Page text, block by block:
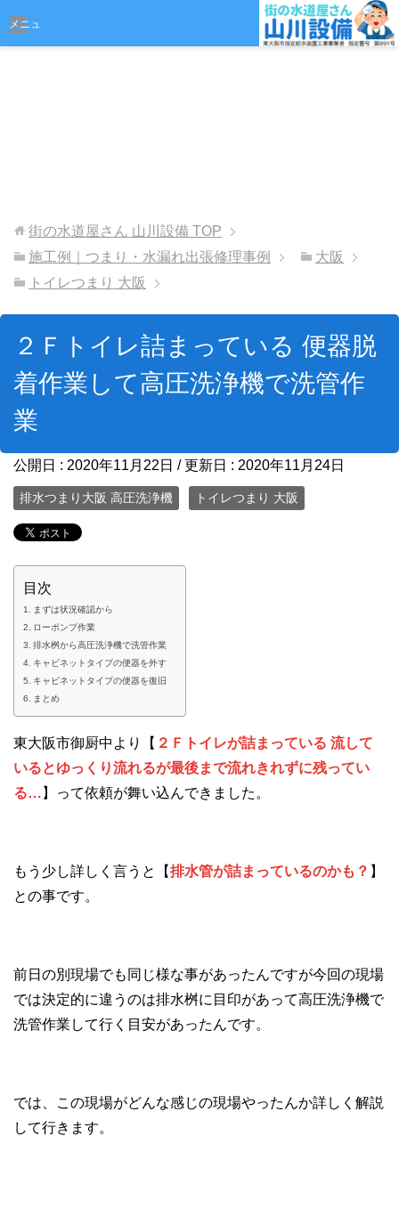
メニュ
街の水道屋さん 山川設備 TOP
施工例｜つまり・水漏れ出張修理事例
大阪
トイレつまり 大阪
２Ｆトイレ詰まっている 便器脱
着作業して高圧洗浄機で洗管作
業
公開日 : 2020年11月22日 / 更新日 : 2020年11月24日
排水つまり大阪 高圧洗浄機 トイレつまり 大阪
目次
まずは状況確認から
ローポンプ作業
排水桝から高圧洗浄機で洗管作業
キャビネットタイプの便器を外す
キャビネットタイプの便器を復旧
まとめ
東大阪市御厨中より【 ２Ｆ
トイレが詰まっている 流して
いるとゆっくり流れるが最後まで流れきれずに残ってい
る… 】って依頼が舞い込んできました。
もう少し詳しく言うと【排水管が詰まっているのかも？ 】
との事です。
前日の別現場でも同じ様な事があったんですが今回の現場
では決定的に違うのは排水桝に目印があって高圧洗浄機で
洗管作業して行く目安があったんです。
では、この現場がどんな感じの現場やったんか詳しく解説
して行きます。